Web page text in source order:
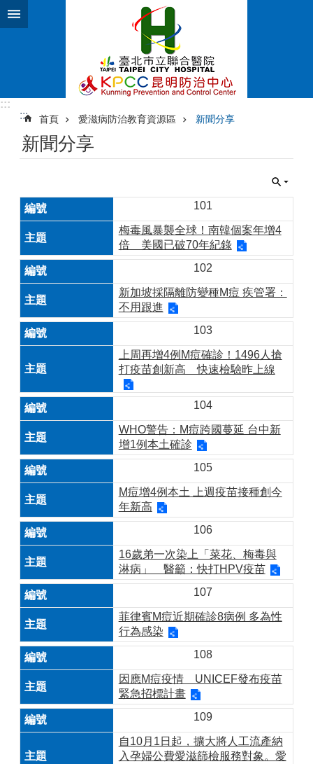
跳到主要內容區塊
:::
:::
首頁 愛滋病防治教育資源區 新聞分享
新聞分享
101
梅毒風暴襲全球！南韓個案年增4
倍 美國已破70年紀錄
102
新加坡採隔離防變種M痘 疾管署：
不用跟進
103
上周再增4例M痘確診！1496人搶
打疫苗創新高 快速檢驗昨上線
104
WHO警告：M痘跨國蔓延 台中新
增1例本土確診
105
M痘增4例本土 上週疫苗接種創今
年新高
106
16歲弟一次染上「菜花、梅毒與
淋病」 醫籲：快打HPV疫苗
107
菲律賓M痘近期確診8病例 多為性
行為感染
108
因應M痘疫情 UNICEF發布疫苗
緊急招標計畫
109
自10月1日起，擴大將人工流產納
入孕婦公費愛滋篩檢服務對象。愛